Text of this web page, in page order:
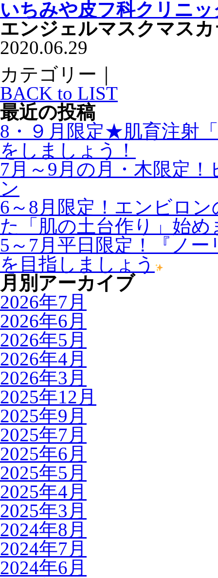
いちみや皮フ科クリニ
エンジェルマスクマス
2020.06.29
カテゴリー｜
BACK to LIST
最近の投稿
8・９月限定★肌育注射
をしましょう！
7月～9月の月・木限定
ン
6～8月限定！エンビロ
た「肌の土台作り」始め
5～7月平日限定！『ノ
を目指しましょう
月別アーカイブ
2026年7月
2026年6月
2026年5月
2026年4月
2026年3月
2025年12月
2025年9月
2025年7月
2025年6月
2025年5月
2025年4月
2025年3月
2024年8月
2024年7月
2024年6月